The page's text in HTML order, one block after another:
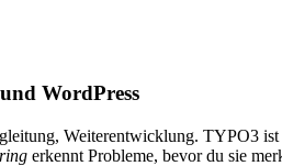
WordPress
Weiterentwicklung. TYPO3
erkennt Probleme, bevor du sie